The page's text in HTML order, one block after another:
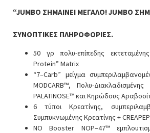
“JUMBO ΣΗΜΑΙΝΕΙ ΜΕΓΑΛΟ! JUMBO
ΣΥΝΟΠΤΙΚΕΣ ΠΛΗΡΟΦΟΡΙΕΣ.
50 γρ πολυ-επίπεδης
Protein” Matrix
“7–Carb” μείγμα
MODCARB™, Πολυ-Διακλαδισμένης
PALATINOSE™ και Κηρώδους
6 τύποι Κρεατίνης,
Συμπυκνωμένης Κρεατίνης +
NO Booster NOP–47™